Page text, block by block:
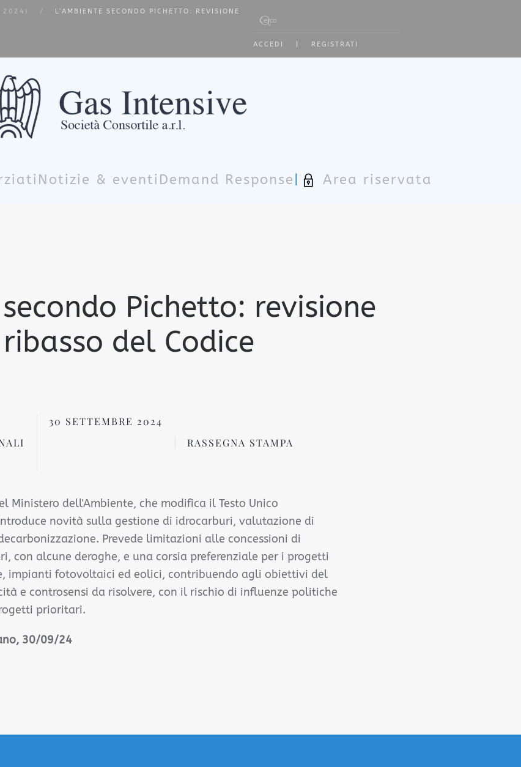
2024)
L’AMBIENTE SECONDO PICHETTO: REVISIONE
ACCEDI
REGISTRATI
Notizie & eventi Demand Response Area riservata
secondo Pichetto: revisione
del Codice
30 SETTEMBRE 2024
RASSEGNA STAMPA
Ministero dell'Ambiente, che modifica il Testo Unico
novità sulla gestione di idrocarburi, valutazione di
Prevede limitazioni alle concessioni di
con alcune deroghe, e una corsia preferenziale per i progetti
impianti fotovoltaici ed eolici, contribuendo agli obiettivi del
e controsensi da risolvere, con il rischio di influenze politiche
prioritari.
30/09/24